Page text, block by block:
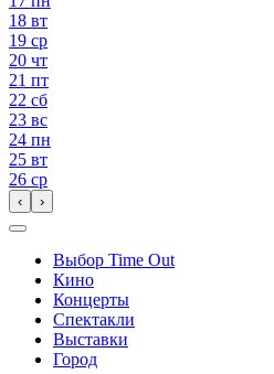
18 вт
19 ср
20 чт
21 пт
22 сб
23 вс
24 пн
25 вт
26 ср
‹ ›
Выбор Time Out
Кино
Концерты
Спектакли
Выставки
Город